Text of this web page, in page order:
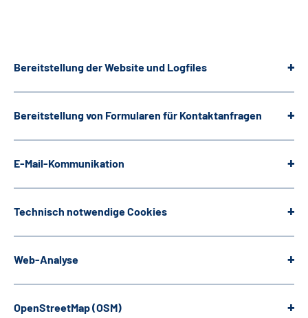
Bereitstellung derWebsiteund Logfiles
Bereitstellung von Formularen für Kontaktanfragen
E-Mail-Kommunikation
Technisch notwendigeCookies
Web-Analyse
OpenStreetMap(OSM)